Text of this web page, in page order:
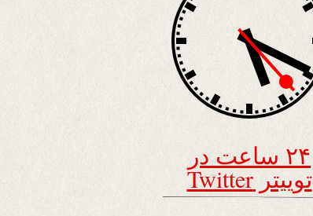
۲۴ ساعت در
توییتر Twitter